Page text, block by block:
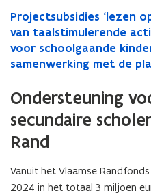
Projectsubsidies ‘lezen
van taalstimulerende
voor schoolgaande
samenwerking met de
Ondersteuning
secundaire
Rand
Vanuit het Vlaamse
2024 in het totaal 3 miljoen